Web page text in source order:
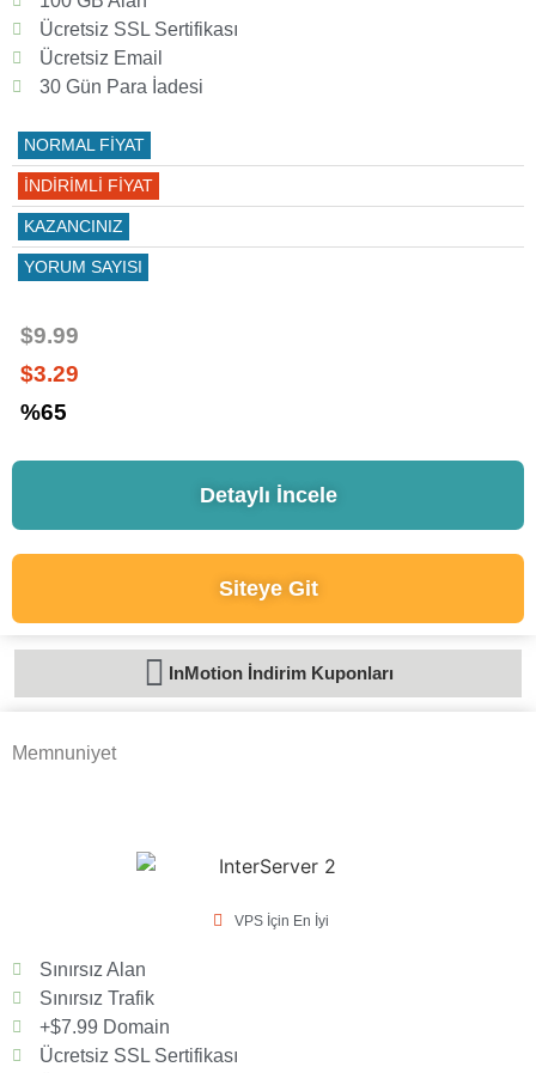
Ücretsiz SSL Sertifikası
Ücretsiz Email
30 Gün Para İadesi
NORMAL FİYAT
İNDİRİMLİ FİYAT
KAZANCINIZ
YORUM SAYISI
$9.99
$3.29
%65
Detaylı İncele
Siteye Git
InMotion İndirim Kuponları
Memnuniyet
VPS İçin En İyi
Sınırsız Alan
Sınırsız Trafik
+$7.99 Domain
Ücretsiz SSL Sertifikası